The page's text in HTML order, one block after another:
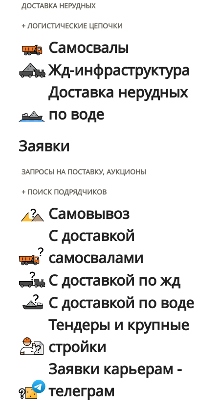
ДОСТАВКА НЕРУДНЫХ
+ ЛОГИСТИЧЕСКИЕ ЦЕПОЧКИ
Самосвалы
Жд-инфраструктура
Доставка нерудных
по воде
Заявки
ЗАПРОСЫ НА ПОСТАВКУ, АУКЦИОНЫ
+ ПОИСК ПОДРЯДЧИКОВ
Самовывоз
С доставкой
самосвалами
С доставкой по жд
С доставкой по воде
Тендеры и крупные
стройки
Заявки карьерам -
телеграм